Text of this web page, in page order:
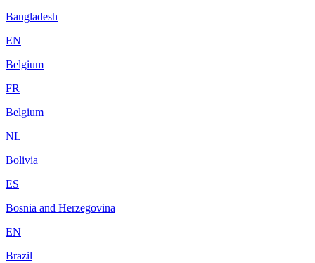
Bangladesh
EN
Belgium
FR
Belgium
NL
Bolivia
ES
Bosnia and Herzegovina
EN
Brazil